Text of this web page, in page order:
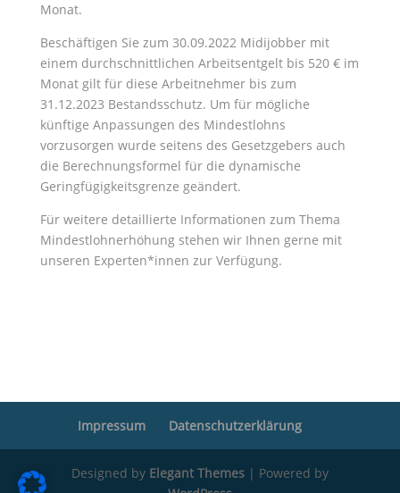
Monat.
Beschäftigen Sie zum 30.09.2022 Midijobber mit
einem durchschnittlichen Arbeitsentgelt bis 520 € im
Monat gilt für diese Arbeitnehmer bis zum
31.12.2023 Bestandsschutz. Um für mögliche
künftige Anpassungen des Mindestlohns
vorzusorgen wurde seitens des Gesetzgebers auch
die Berechnungsformel für die dynamische
Geringfügigkeitsgrenze geändert.
Für weitere detaillierte Informationen zum Thema
Mindestlohnerhöhung stehen wir Ihnen gerne mit
unseren Experten*innen zur Verfügung.
Impressum Datenschutzerklärung
Designed by Elegant Themes| Powered by